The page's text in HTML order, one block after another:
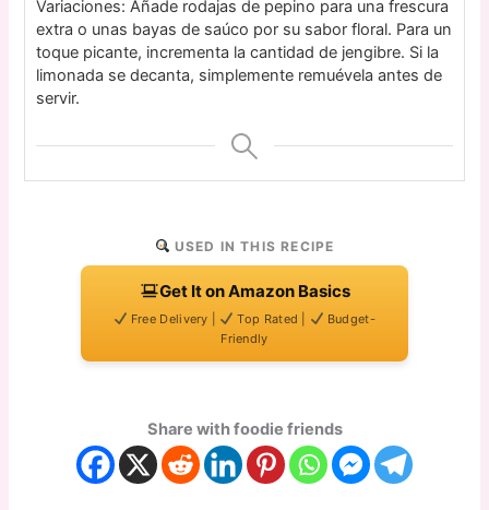
Variaciones: Añade rodajas de pepino para una frescura
extra o unas bayas de saúco por su sabor floral. Para un
toque picante, incrementa la cantidad de jengibre. Si la
limonada se decanta, simplemente remuévela antes de
servir.
USED IN THIS RECIPE
Get It on Amazon Basics
Free Delivery | Top Rated |
Budget-
Friendly
Share with foodie friends